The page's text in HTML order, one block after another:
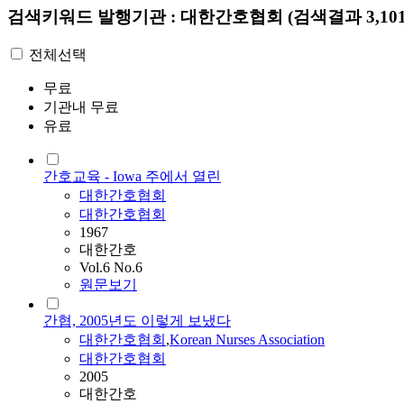
검색키워드 발행기관 : 대한간호협회 (검색결과
전체선택
무료
기관내 무료
유료
간호교육 - Iowa 주에서 열린
대한간호협회
대한간호협회
1967
대한간호
Vol.6 No.6
원문보기
간협, 2005년도 이렇게 보냈다
대한간호협회 ,Korean Nurses Association
대한간호협회
2005
대한간호